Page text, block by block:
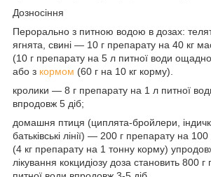
Дозносіння
Перорально з питною водою в дозах:
ягнята, свині — 10 г препарату на 40 кг
(10 г препарату на 5 л питної води
або з кормом (60 г на 10 кг корму).
кролики — 8 г препарату на 1 л питної
впродовж 5 діб;
домашня птиця (циплята-бройлери,
батьківські лінії) — 200 г препарату на
(4 кг препарату на 1 тонну корму)
лікування кокцидіозу доза становить 800